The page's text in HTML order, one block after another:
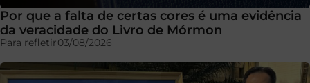
Por que a falta de certas cores é uma evidência
da veracidade do Livro de Mórmon
Para refletir03/08/2026